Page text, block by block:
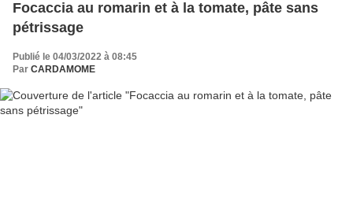
Focaccia au romarin et à la tomate, pâte sans
pétrissage
Publié le 04/03/2022 à 08:45
Par CARDAMOME